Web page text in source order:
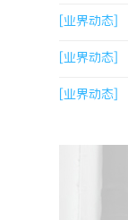
[业界动态]
[业界动态]
[业界动态]